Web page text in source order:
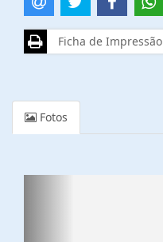
Ficha de Impressão
Fotos